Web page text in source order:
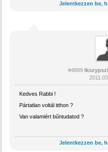
Jelentkezzen be,
#4899
Kedves Rabbi !
Pártatlan voltál itthon ?
Van valamiért bűntudatod ?
Jelentkezzen be,